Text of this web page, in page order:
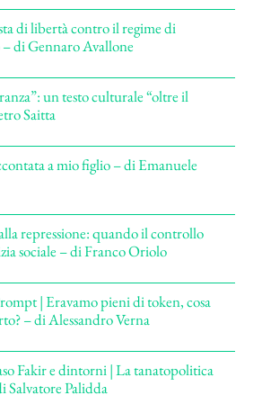
di libertà contro il regime di
di Gennaro Avallone
un testo culturale “oltre il
Saitta
a mio figlio – di Emanuele
repressione: quando il controllo
sociale – di Franco Oriolo
| Eravamo pieni di token, cosa
– di Alessandro Verna
Fakir e dintorni | La tanatopolitica
Salvatore Palidda